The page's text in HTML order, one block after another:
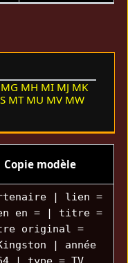
MG MH MI MJ MK
MT MU MV MW
Copie modèle
| lien =
en = | titre =
original =
| année